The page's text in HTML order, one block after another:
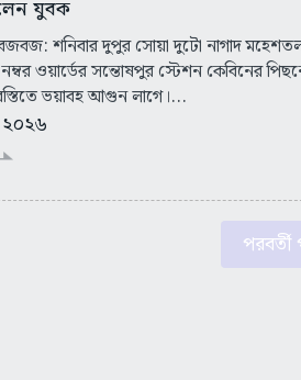
যুবক
শনিবার দুপুর সোয়া দুটো নাগাদ
ওয়ার্ডের সন্তোষপুর স্টেশন কেবিনের
বস্তিতে ভয়াবহ আগুন লাগে।...
২০২৬
পরবর্তী